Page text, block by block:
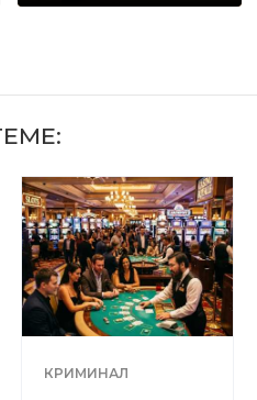
КРИМИНАЛ